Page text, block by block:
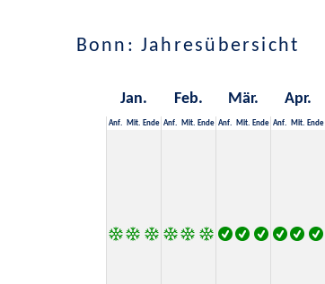
Bonn: Jahresübersicht
Jan. Feb. Mär. Apr.
Anf. Mit. Ende Anf. Mit. Ende Anf. Mit. Ende Anf. Mit. Ende